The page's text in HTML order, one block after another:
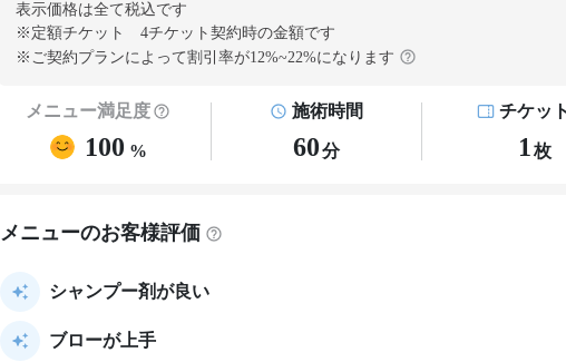
表示価格は全て税込です
※定額チケット 4チケット契約時の金額です
※ご契約プランによって割引率が12%~22%になります
メニュー満足度
100 %
施術時間
60分
チケッ
1 枚
メニューのお客様評価
シャンプー剤が良い
ブローが上手